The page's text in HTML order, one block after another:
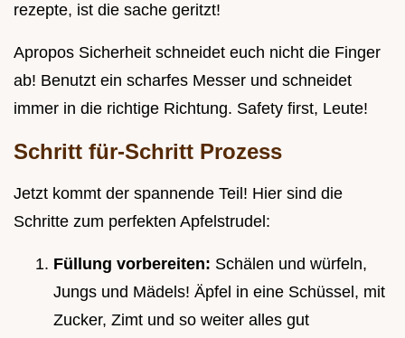
rezepte, ist die sache geritzt!
Apropos Sicherheit schneidet euch nicht die Finger
ab! Benutzt ein scharfes Messer und schneidet
immer in die richtige Richtung. Safety first, Leute!
Schritt für-Schritt Prozess
Jetzt kommt der spannende Teil! Hier sind die
Schritte zum perfekten Apfelstrudel:
Füllung vorbereiten: Schälen und würfeln,
Jungs und Mädels! Äpfel in eine Schüssel, mit
Zucker, Zimt und so weiter alles gut